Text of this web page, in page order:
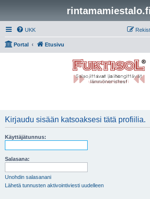
UKK
Portal Etusivu
Kirjaudu sisään katsoaksesi tätä profiilia.
Käyttäjätunnus:
Salasana:
Unohdin salasanani
Lähetä tunnusten aktivointiviesti uudelleen